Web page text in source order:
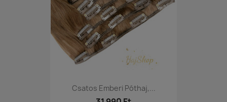
Csatos Emberi Póthaj,...